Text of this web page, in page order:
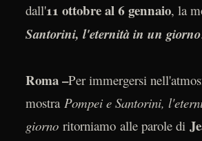
dall'11 ottobre al 6 gennaio, la
Santorini, l'eternità in un giorno
Roma –Per immergersi
mostra Pompei e Santorini,
giornoritorniamo alle parole di